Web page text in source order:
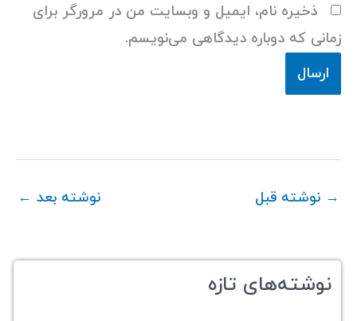
ذخیره نام، ایمیل و وبسایت من در مرورگر برای
زمانی که دوباره دیدگاهی می‌نویسم.
→ نوشته قبل نوشته بعد ←
نوشته‌های تازه